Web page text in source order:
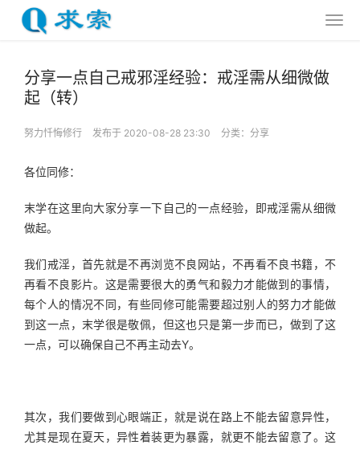
分享一点自己戒邪淫经验：戒淫需从细微做
起（转）
努力忏悔修行 发布于 2020-08-28 23:30 分类： 分享
各位同修：
末学在这里向大家分享一下自己的一点经验，即戒淫需从细微
做起。
我们戒淫，首先就是不再浏览不良网站，不再看不良书籍，不
再看不良影片。这是需要很大的勇气和毅力才能做到的事情，
每个人的情况不同，有些同修可能需要超过别人的努力才能做
到这一点，末学很是敬佩，但这也只是第一步而已，做到了这
一点，可以确保自己不再主动去Y。
其次，我们要做到心眼端正，就是说在路上不能去留意异性，
尤其是现在夏天，异性着装更为暴露，就更不能去留意了。这